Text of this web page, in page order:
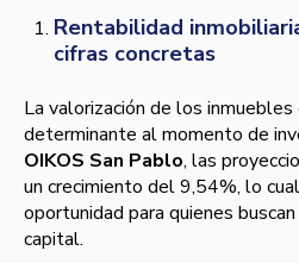
Rentabilidad
cifras concretas
La valorización de los
determinante al momento de
OIKOS San Pablo, las
un crecimiento del 9,54%, lo
oportunidad para quienes
capital.